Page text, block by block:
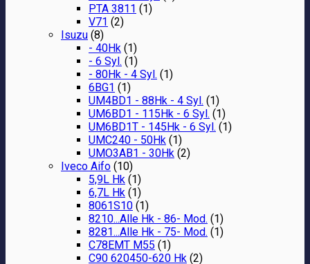
PTA 3811 (1)
V71 (2)
Isuzu (8)
- 40Hk (1)
- 6 Syl. (1)
- 80Hk - 4 Syl. (1)
6BG1 (1)
UM4BD1 - 88Hk - 4 Syl. (1)
UM6BD1 - 115Hk - 6 Syl. (1)
UM6BD1T - 145Hk - 6 Syl. (1)
UMC240 - 50Hk (1)
UMO3AB1 - 30Hk (2)
Iveco Aifo (10)
5,9L Hk (1)
6,7L Hk (1)
8061S10 (1)
8210...Alle Hk - 86- Mod. (1)
8281...Alle Hk - 75- Mod. (1)
C78EMT M55 (1)
C90 620450-620 Hk (2)